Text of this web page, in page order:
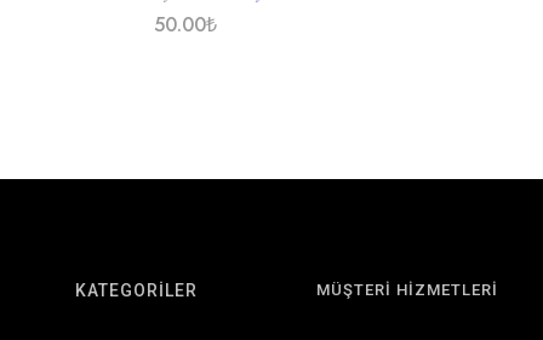
50.00₺
KATEGORİLER MÜŞTERİ HİZMETLERİ